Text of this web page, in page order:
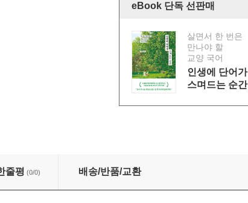
eBook 단독 선판매
살면서 한 번은
만나야 할
교양 국어
인생에 단어가
스며드는 순간
(월간) : 6월 [2026]
줄평 (0/0) 배송/반품/교환